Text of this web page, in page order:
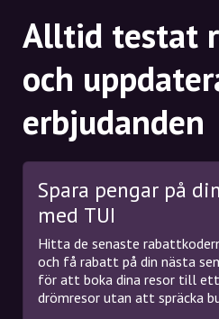
Alltid testat
och
erbjudanden
Spara pengar på
med TUI
Hitta de senaste
och få rabatt på din nästa
för att boka dina resor till
drömresor utan att spräcka